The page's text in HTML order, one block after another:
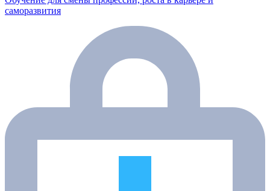
саморазвития